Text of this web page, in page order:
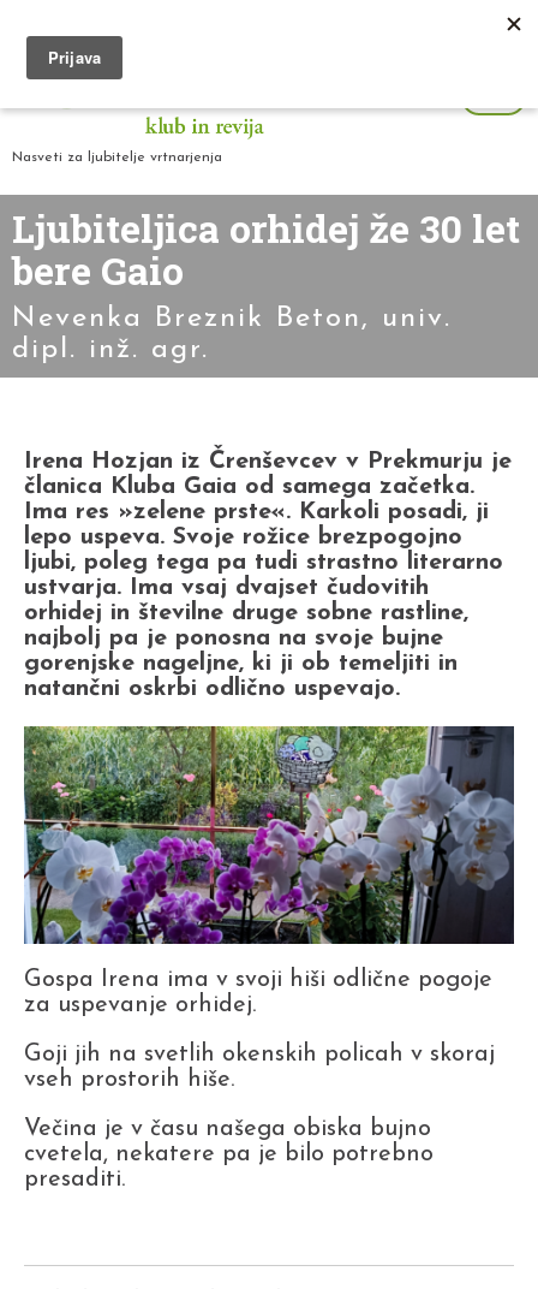
Nasveti za ljubitelje vrtnarjenja
Ljubiteljica orhidej že 30 let
bere Gaio
Nevenka Breznik Beton, univ.
dipl. inž. agr.
Irena Hozjan iz Črenševcev v Prekmurju je
članica Kluba Gaia od samega začetka.
Ima res »zelene prste«. Karkoli posadi, ji
lepo uspeva. Svoje rožice brezpogojno
ljubi, poleg tega pa tudi strastno literarno
ustvarja. Ima vsaj dvajset čudovitih
orhidej in številne druge sobne rastline,
najbolj pa je ponosna na svoje bujne
gorenjske nageljne, ki ji ob temeljiti in
natančni oskrbi odlično uspevajo.
Gospa Irena ima v svoji hiši odlične pogoje
za uspevanje orhidej.
Goji jih na svetlih okenskih policah v skoraj
vseh prostorih hiše.
Večina je v času našega obiska bujno
cvetela, nekatere pa je bilo potrebno
presaditi.